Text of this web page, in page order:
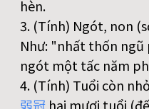
hèn.
3. (Tính) Ngót, non
Như: "nhất thốn ngũ
ngót một tấc năm
4. (Tính) Tuổi còn
弱冠 hai mươi tuổi